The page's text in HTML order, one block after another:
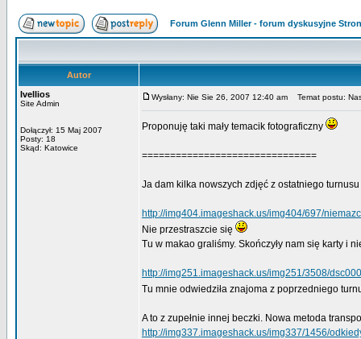
Forum Glenn Miller - forum dyskusyjne
Autor
Ivellios
Site Admin
Dołączył: 15 Maj 2007
Posty: 18
Skąd: Katowice
Wysłany: Nie Sie 26, 2007 12:40 am Temat postu:
Proponuję taki mały temacik fotograficzny
===============================
Ja dam kilka nowszych zdjęć z ostatniego
http://img404.imageshack.us/img404/697/
Nie przestraszcie się
Tu w makao graliśmy. Skończyły nam się karty i
http://img251.imageshack.us/img251/3508/
Tu mnie odwiedziła znajoma z poprzedniego
A to z zupełnie innej beczki. Nowa metoda
http://img337.imageshack.us/img337/1456/